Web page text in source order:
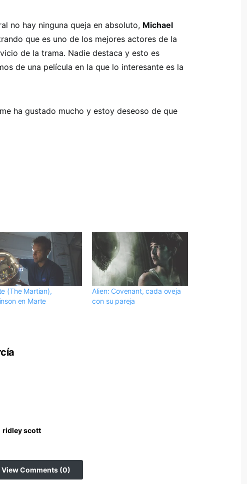
no hay ninguna queja en absoluto, Michael
que es uno de los mejores actores de la
de la trama. Nadie destaca y esto es
de una película en la que lo interesante es la
ha gustado mucho y estoy deseoso de que
(The Martian),
en Marte
Alien: Covenant, cada oveja
con su pareja
ridley scott
View Comments (0)